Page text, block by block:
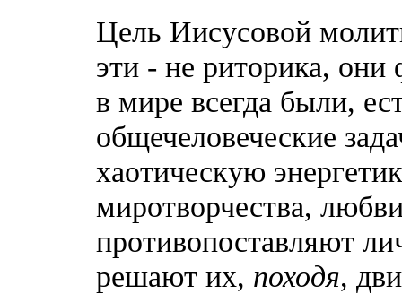
Цель Иисусовой
эти - не риторика,
в мире всегда были,
общечеловеческие
хаотическую
миротворчества,
противопоставляют
решают их, походя,